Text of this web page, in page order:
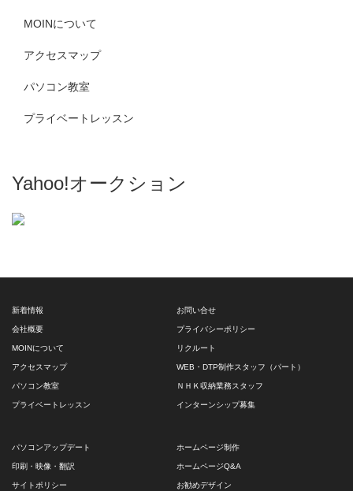
MOINについて
アクセスマップ
パソコン教室
プライベートレッスン
Yahoo!オークション
新着情報
会社概要
MOINについて
アクセスマップ
パソコン教室
プライベートレッスン
お問い合せ
プライバシーポリシー
リクルート
WEB・DTP制作スタッフ（パート）
ＮＨＫ収納業務スタッフ
インターンシップ募集
パソコンアップデート
印刷・映像・翻訳
サイトポリシー
ホームページ制作
ホームページQ&A
お勧めデザイン